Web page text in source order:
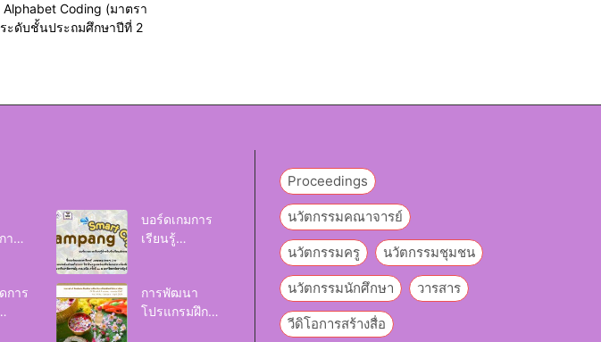
Alphabet Coding (มาตรา
ะดับชั้นประถมศึกษาปีที่ 2
าร
บอร์ดเกมการ
เรียนรู้
การ
การพัฒนา
โปรแกรมฝึก
Proceedings
นวัตกรรมคณาจารย์
นวัตกรรมครู นวัตกรรมชุมชน
นวัตกรรมนักศึกษา วารสาร
วีดิโอการสร้างสื่อ